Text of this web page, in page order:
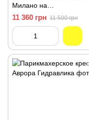
Милано на
гидроподъемнике из
искусственной кожи с
широкой спинкой черное
11 360 грн 11 500 грн